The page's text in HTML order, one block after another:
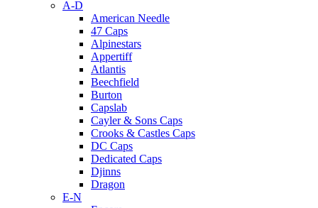
A-D
American Needle
47 Caps
Alpinestars
Appertiff
Atlantis
Beechfield
Burton
Capslab
Cayler & Sons Caps
Crooks & Castles Caps
DC Caps
Dedicated Caps
Djinns
Dragon
E-N